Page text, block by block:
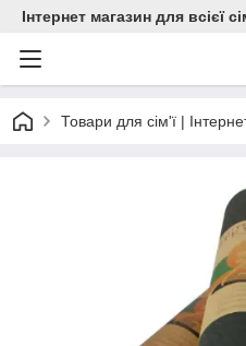
Інтернет магазин для всієї
Товари для сім'ї |